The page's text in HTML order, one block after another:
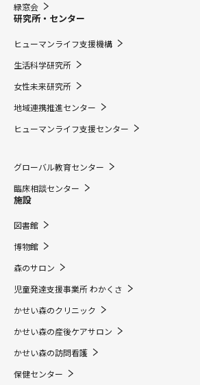
緑窓会
研究所・センター
ヒューマンライフ支援機構
生活科学研究所
女性未来研究所
地域連携推進センター
ヒューマンライフ支援センター
グローバル教育センター
臨床相談センター
施設
図書館
博物館
森のサロン
児童発達支援事業所 わかくさ
かせい森のクリニック
かせい森の産後ケアサロン
かせい森の訪問看護
保健センター